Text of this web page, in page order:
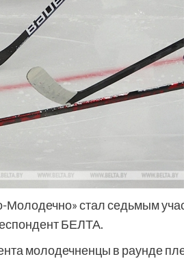
Молодечно» стал седьмым
БЕЛТА.
молодечненцы в раунде